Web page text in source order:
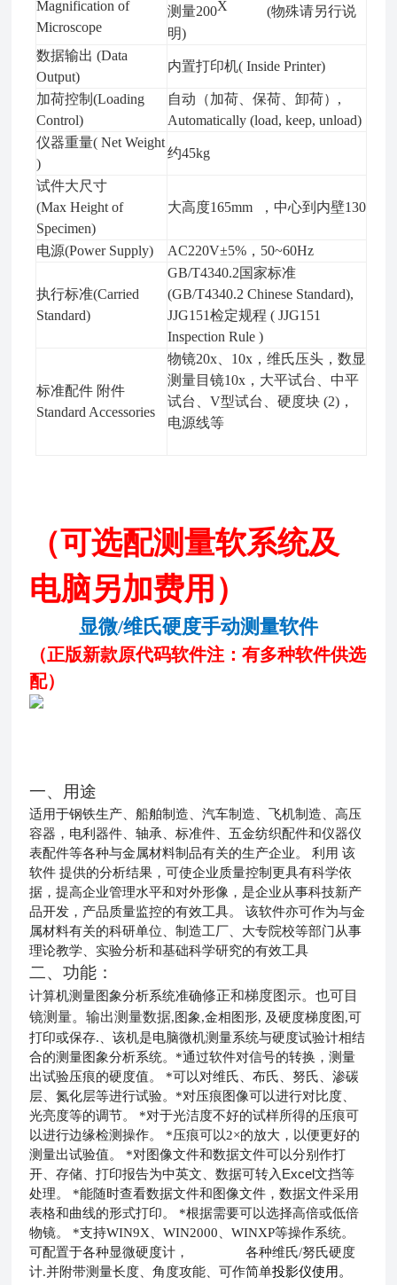
Magnification of
Microscope
测量200X (物殊请另行说
明)
数据输出 (Data
Output)
内置打印机( Inside Printer)
加荷控制 (Loading
Control)
自动（加荷、保荷、卸荷） ,
Automatically (load, keep, unload)
仪器重量( Net Weight
)
约45kg
试件大尺寸
(Max Height of
Specimen)
大高度165mm，中心到内壁130
电源(Power Supply) AC220V±5%， 50~60Hz
执行标准(Carried
Standard)
GB/T4340.2国家标准
(GB/T4340.2 Chinese Standard),
JJG151检定规程 ( JJG151
Inspection Rule )
标准配件 附件
Standard Accessories
物镜20x、 10x，维氏压头，数显
测量目镜10x，大平试台、中平
试台、 V型试台、硬度块(2)，
电源线等
（可选配测量软系统及
电脑另加费用）
显微/维氏硬度手动测量软件
（正版新款原代码软件注：有多种软件供选
配）
一、用途
适用于钢铁生产、船舶制造、汽车制造、飞机制造、高压
容器，电利器件 、轴承、标准件、五金纺织配件和仪器仪
表配件等各种与金属材料制品有关的生产企业。 利用该
软件 提供的分析结果，可使企业质量控制更具有科学依
据，提高企业管理水平和对外形像，是企业从事科技新产
品开发，产品质量监控的有效工具。该软件亦可作为与金
属材料有关的科研单位、制造工厂、 大专院校等部门从事
理论教学、实验分析和基础科学研究的有效工具
二、功能：
计算机测量图象分析系统准确修正和梯度图示。也可目
镜测量。输出测量数据, 图象,金相图形, 及硬度梯度图 ,可
打印或保存.、该机是电脑微机测量系统与硬度试验计相结
合的测量图象分析系统。 *通过软件对信号的转换，测量
出试验压痕的硬度值。
*可以对维氏、布氏、努氏、渗碳
层、氮化层等进行试验。 *对压痕图像可以进行对比度、
光亮度等的调节。
*对于光洁度不好的试样所得的压痕可
以进行边缘检测操作。
*压痕可以2×的放大，以便更好的
测量出试验值。
*对图像文件和数据文件可以分别作打
开、存储、打印报告为中英文、数据可转入 Excel文挡等
处理。
*能随时查看数据文件和图像文件，数据文件采用
表格和曲线的形式打印。
*根据需要可以选择高倍或低倍
物镜。
*支持WIN9X 、WIN2000 、WINXP等操作系统。
可配置于各种显微硬度计， 各种维氏/努氏硬度
计.并附带测量长度、角度攻能、可作简单投影仪使用。